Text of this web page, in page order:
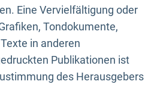
Eine Vervielfältigung oder
Tondokumente,
in anderen
Publikationen ist
des Herausgebers